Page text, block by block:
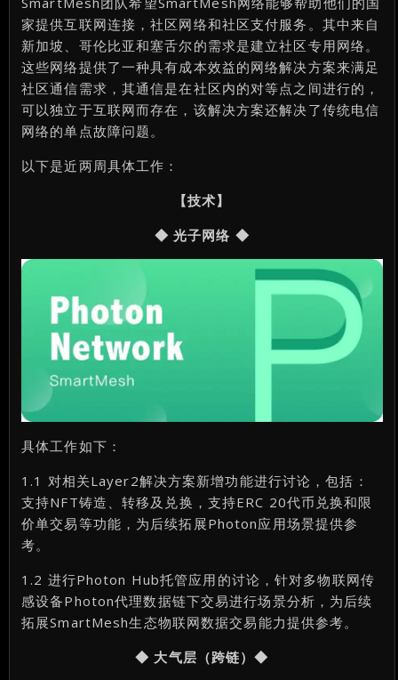
家提供互联网连接，社区网络和社区支付服务。其中来自
新加坡、哥伦比亚和塞舌尔的需求是建立社区专用网络。
这些网络提供了一种具有成本效益的网络解决方案来满足
社区通信需求，其通信是在社区内的对等点之间进行的，
可以独立于互联网而存在，该解决方案还解决了传统电信
网络的单点故障问题。
以下是近两周具体工作：
【技术】
◆ 光子网络 ◆
具体工作如下：
1.1 对相关Layer2解决方案新增功能进行讨论，包括：
支持NFT铸造、转移及兑换，支持ERC 20代币兑换和限
价单交易等功能，为后续拓展Photon应用场景提供参
考。
1.2 进行Photon Hub托管应用的讨论，针对多物联网传
感设备Photon代理数据链下交易进行场景分析，为后续
拓展SmartMesh生态物联网数据交易能力提供参考。
◆ 大气层（跨链）◆